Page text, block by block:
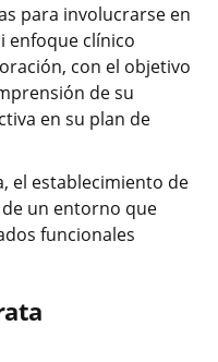
para involucrarse en
enfoque clínico
con el objetivo
de su
en su plan de
el establecimiento de
un entorno que
funcionales